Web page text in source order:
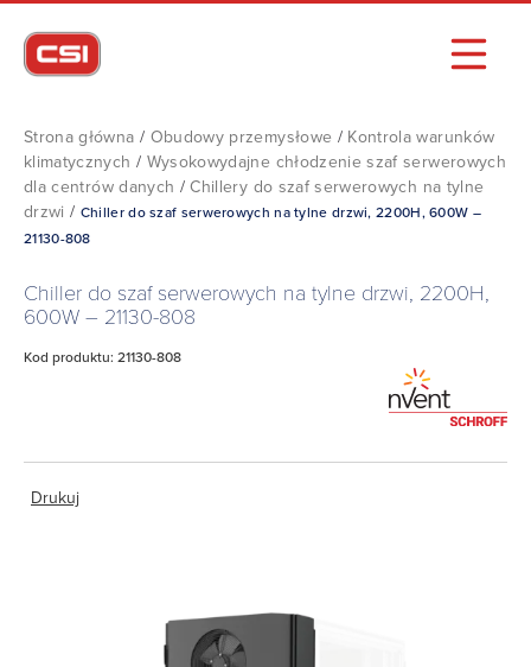
Strona główna / Obudowy przemysłowe / Kontrola warunków
klimatycznych / Wysokowydajne chłodzenie szaf serwerowych
dla centrów danych /Chillery do szaf serwerowych na tylne
drzwi / Chiller do szaf serwerowych na tylne drzwi, 2200H, 600W –
21130-808
Chiller do szaf serwerowych na tylne drzwi, 2200H,
600W – 21130-808
Kod produktu: 21130-808
Drukuj